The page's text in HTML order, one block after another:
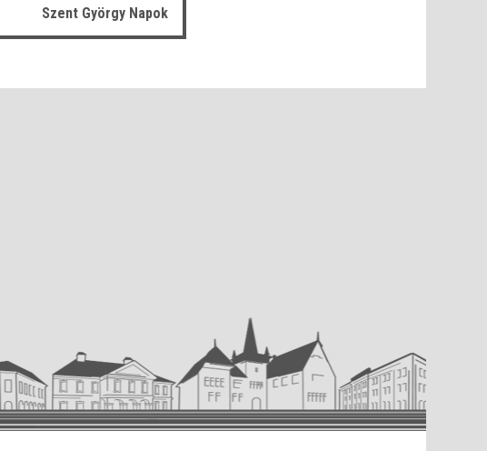
Szent György Napok